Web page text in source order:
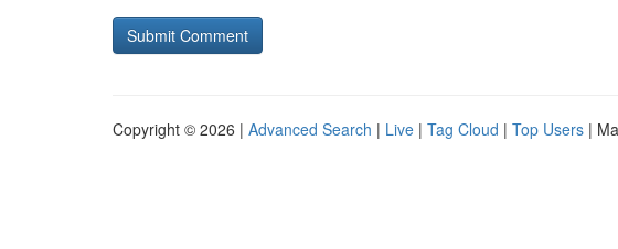
Copyright © 2026 | Advanced Search | Live | Tag Cloud | Top Users |